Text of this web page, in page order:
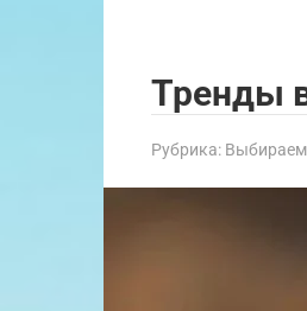
Тренды
Рубрика: